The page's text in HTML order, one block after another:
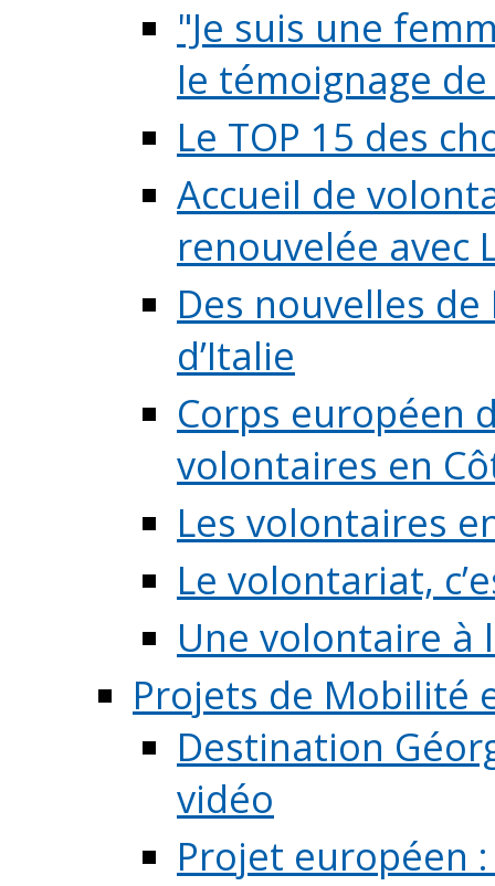
"Je suis une
le témoignage de
Le TOP 15 des
Accueil de
renouvelée avec
Des nouvelles
d’Italie
Corps européen
volontaires en
Les volontaires
Le volontariat,
Une volontaire à
Projets de Mobilité
Destination
vidéo
Projet européen